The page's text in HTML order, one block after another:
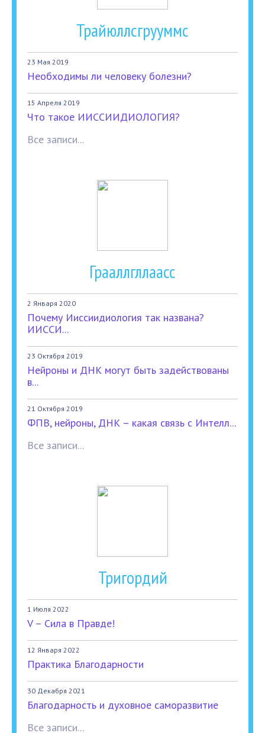
Трайюллсгрууммс
23 Мая 2019
Необходимы ли человеку болезни?
15 Апреля 2019
Что такое ИИССИИДИОЛОГИЯ?
Все записи...
Грааллгллаасс
2 Января 2020
Почему Ииссиидиология так названа?
ИИССИ...
23 Октября 2019
Нейроны и ДНК могут быть задействованы
в...
21 Октября 2019
ФПВ, нейроны, ДНК – какая связь с Интелл...
Все записи...
Тригордий
1 Июля 2022
V – Сила в Правде!
12 Января 2022
Практика Благодарности
30 Декабря 2021
Благодарность и духовное саморазвитие
Все записи...